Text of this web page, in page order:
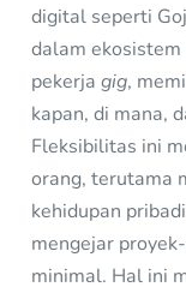
digital seperti
dalam
pekerjagig,
kapan, di mana,
Fleksibilitas ini
orang, terutama
kehidupan
mengejar
minimal. Hal ini